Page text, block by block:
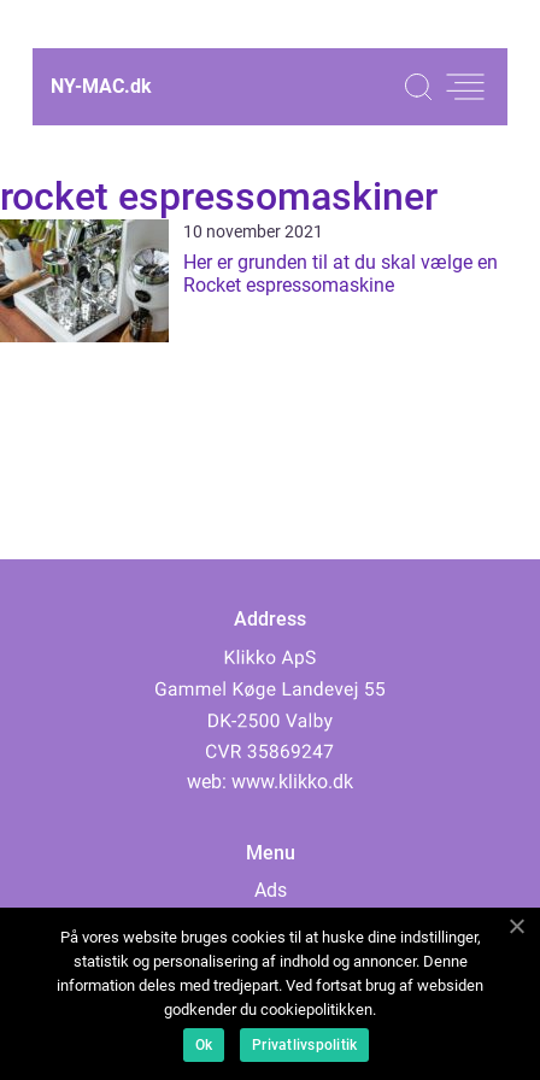
NY-MAC.dk
rocket espressomaskiner
10 november 2021
Her er grunden til at du skal vælge en
Rocket espressomaskine
Address
web: www.klikko.dk
Menu
Ads
Cookies
Contact
Sitemap
På vores website bruges cookies til at huske dine indstillinger,
statistik og personalisering af indhold og annoncer. Denne
information deles med tredjepart. Ved fortsat brug af websiden
godkender du cookiepolitikken.
Ok Privatlivspolitik